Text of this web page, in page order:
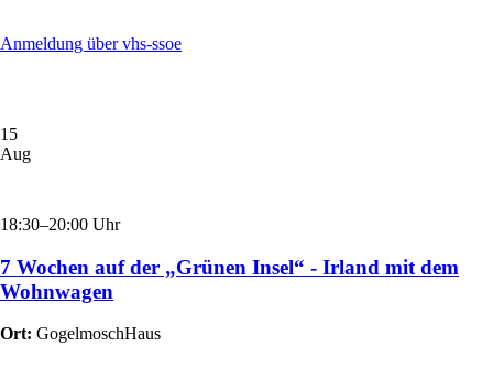
Anmeldung über vhs-ssoe
15
Aug
18:30–20:00 Uhr
7 Wochen auf der „Grünen Insel“ - Irland mit dem
Wohnwagen
Ort: GogelmoschHaus